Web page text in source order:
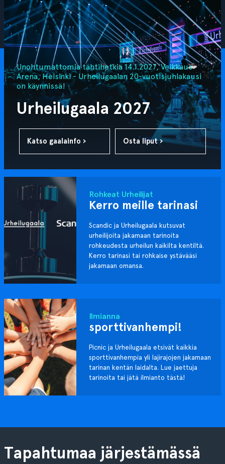
Unohtumattomia tähtihetkiä 14.1.2027, Veikkaus
Arena, Helsinki - Urheilugaalan 20-vuotisjuhlakausi
on käynnissä!
Urheilugaala 2027
Katso gaalainfo › Osta liput ›
Rohkeat Urheilijat
Kerro meille tarinasi
Scandic ja Urheilugaala kutsuvat
urheilijoita jakamaan tarinoita
rohkeudesta urheilun kaikilta kentiltä.
Kerro tarinasi tai rohkaise ystävääsi
jakamaan omansa.
Ilmianna
sporttivanhempi!
Picnic ja Urheilugaala etsivät kaikkia
sporttivanhempia yli lajirajojen jakamaan
tarinan kentän laidalta. Lue jaettuja
tarinoita tai jätä ilmianto tästä!
Tapahtumaa järjestämässä